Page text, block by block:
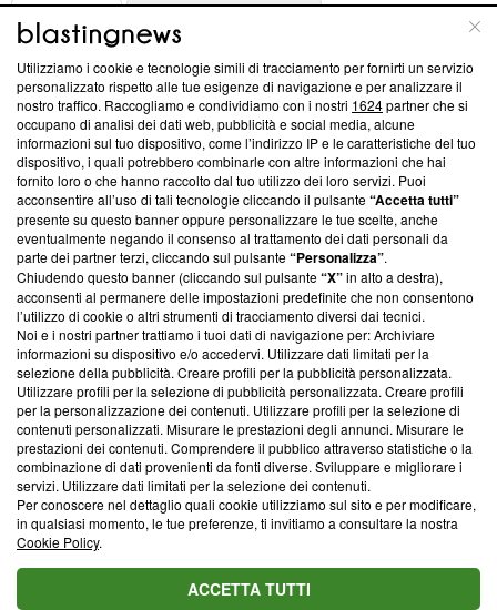
ABOUT
Questa sezione offre informazioni trasparenti su Blasting
News, sui nostri processi editoriali e su come ci impegniamo a
creare news di qualità. Inoltre, afferma la nostra aderenza a
‘Trust Project - News with Integrity’Blasting News non è
ancora membro del programma, ma ha richiesto di farne
parte; Trust Project non ha ancora effettuato una verifica di
conformità agli standard.
Su di noi
Team editoriale
Corporate
Redazione
Informativa Privacy
Cookie Policy
Blasting SA, IDI CHE-247.845.224, Via Carlo Frasca, 3 - 6900
Lugano (Svizzera) Tel:+39 0690258937
© 2026 Blasting News
Utilizziamo i cookie e tecnologie simili di tracciamento per fornirti un servizio
personalizzato rispetto alle tue esigenze di navigazione e per analizzare il
nostro traffico. Raccogliamo e condividiamo con i nostri 1624partner che si
occupano di analisi dei dati web, pubblicità e social media, alcune
informazioni sul tuo dispositivo, come l’indirizzo IP e le caratteristiche del tuo
dispositivo, i quali potrebbero combinarle con altre informazioni che hai
fornito loro o che hanno raccolto dal tuo utilizzo dei loro servizi. Puoi
acconsentire all’uso di tali tecnologie cliccando il pulsante“Accetta tutti”
presente su questo banner oppure personalizzare le tue scelte, anche
eventualmente negando il consenso al trattamento dei dati personali da
parte dei partner terzi, cliccando sul pulsante“Personalizza”.
Chiudendo questo banner (cliccando sul pulsante“X”in alto a destra),
acconsenti al permanere delle impostazioni predefinite che non consentono
l’utilizzo di cookie o altri strumenti di tracciamento diversi dai tecnici.
Noi e i nostri partner trattiamo i tuoi dati di navigazione per: Archiviare
informazioni su dispositivo e/o accedervi. Utilizzare dati limitati per la
selezione della pubblicità. Creare profili per la pubblicità personalizzata.
Utilizzare profili per la selezione di pubblicità personalizzata. Creare profili
per la personalizzazione dei contenuti. Utilizzare profili per la selezione di
contenuti personalizzati. Misurare le prestazioni degli annunci. Misurare le
prestazioni dei contenuti. Comprendere il pubblico attraverso statistiche o la
combinazione di dati provenienti da fonti diverse. Sviluppare e migliorare i
servizi. Utilizzare dati limitati per la selezione dei contenuti.
Per conoscere nel dettaglio quali cookie utilizziamo sul sito e per modificare,
in qualsiasi momento, le tue preferenze, ti invitiamo a consultare la nostra
Cookie Policy.
ACCETTA TUTTI